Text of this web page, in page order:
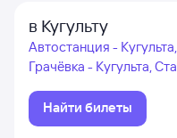
в Кугульту
Автостанция -
Грачёвка - Кугульта,
Найти билеты